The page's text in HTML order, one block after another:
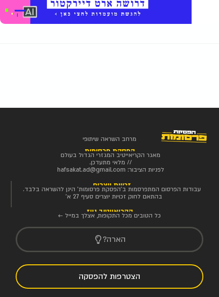
מרחב השראה שיתופי
הפסקת פרסומות
מאגר הקריאייטיב המגזרי הגדול בעולם
// מלאי מתעדכן.
לפניות הציבור: hafsakat.ad@gmail.com
זכויות יוצרים
עבודות הפרסום המתפרסמות ב'הפסקת פרסומות' הינן להשראה בלבד.
בהתאם לחוק זכויות יוצרים סעיף 27 א'
הקריאייטיב ניוז
כל הטובים מכל התקופות, אצלך במייל ←
הארה?
הצטרפות להפסקה